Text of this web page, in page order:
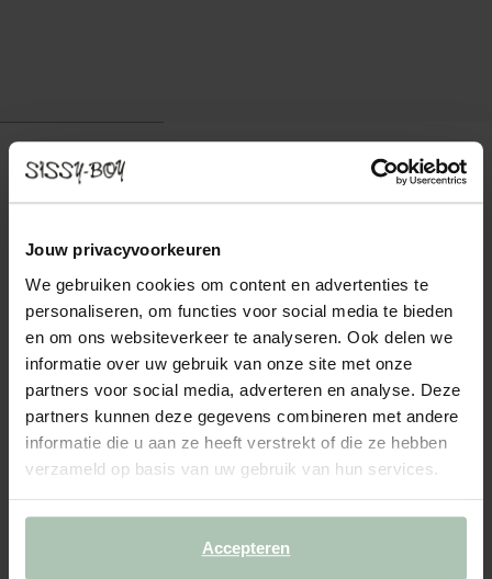
Jouw privacyvoorkeuren
We gebruiken cookies om content en advertenties te
personaliseren, om functies voor social media te bieden
en om ons websiteverkeer te analyseren. Ook delen we
informatie over uw gebruik van onze site met onze
partners voor social media, adverteren en analyse. Deze
partners kunnen deze gegevens combineren met andere
informatie die u aan ze heeft verstrekt of die ze hebben
verzameld op basis van uw gebruik van hun services.
Accepteren
399.00
Grijze velvet hocker uit The Duchess serie van Sissy-Boy. De
een luxe uitstraling. Een ideale aanvulling naast je The Duchess
bank of loveseat. De poten kunnen gedemon...Lees meer
1 Model